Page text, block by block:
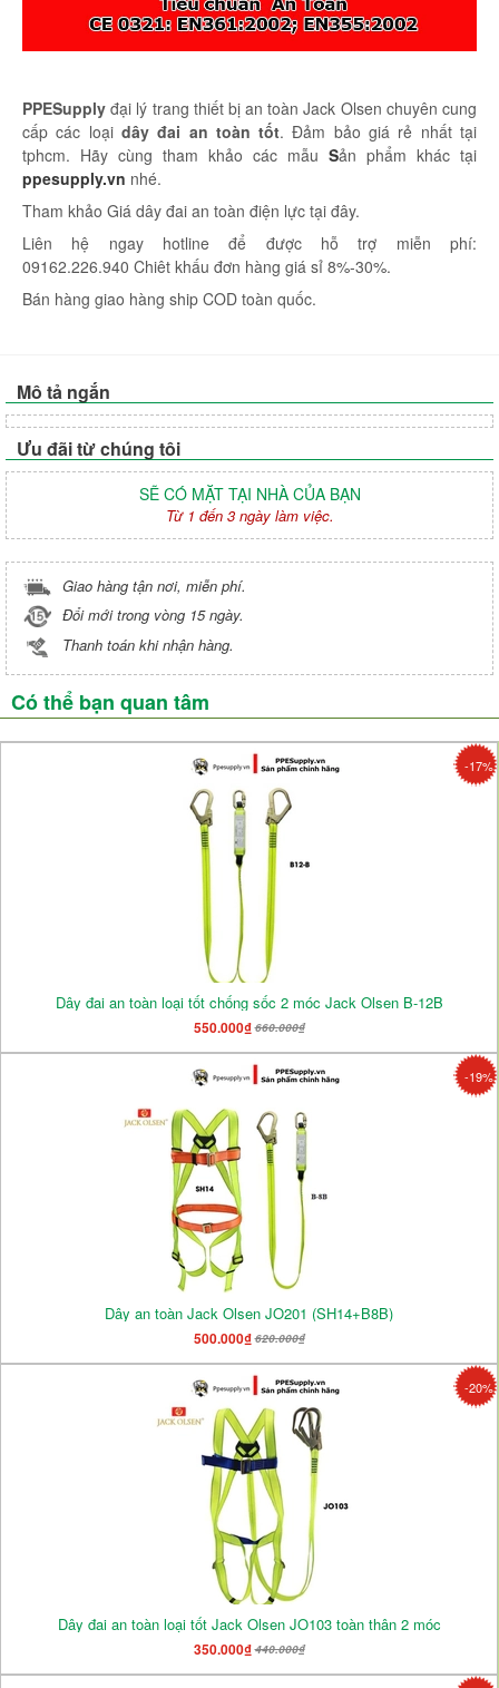
PPESupply đại lý trang thiết bị an toàn Jack Olsen chuyên cung
cấp các loại dây đai an toàn tốt. Đảm bảo giá rẻ nhất tại
tphcm. Hãy cùng tham khảo các mẫu Sản phẩm khác tại
ppesupply.vn nhé.
Tham khảo Giá dây đai an toàn điện lực tại đây.
Liên hệ ngay hotline để được hỗ trợ miễn phí:
09162.226.940 Chiêt khấu đơn hàng giá sỉ 8%-30%.
Bán hàng giao hàng ship COD toàn quốc.
Mô tả ngắn
Ưu đãi từ chúng tôi
SẼ CÓ MẶT TẠI NHÀ CỦA BẠN
Từ 1 đến 3 ngày làm việc.
Giao hàng tận nơi, miễn phí.
Đổi mới trong vòng 15 ngày.
Thanh toán khi nhận hàng.
Có thể bạn quan tâm
-17%
Dây đai an toàn loại tốt chống sốc 2 móc Jack Olsen B-12B
550.000₫660.000₫
-19%
Dây an toàn Jack Olsen JO201 (SH14+B8B)
500.000₫620.000₫
-20%
Dây đai an toàn loại tốt Jack Olsen JO103 toàn thân 2 móc
350.000₫440.000₫